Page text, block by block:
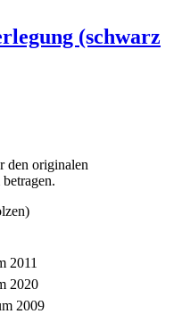
(schwarz
den originalen
2011
2020
2009